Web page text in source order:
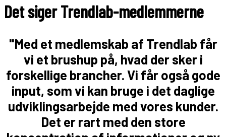
Det siger Trendlab-medlemmerne
"Med et medlemskab af Trendlab får
vi et brushup på, hvad der sker i
forskellige brancher. Vi får også gode
input, som vi kan bruge i det daglige
udviklingsarbejde med vores kunder.
Det er rart med den store